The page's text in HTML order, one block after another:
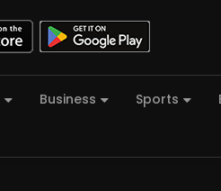
Business Sports